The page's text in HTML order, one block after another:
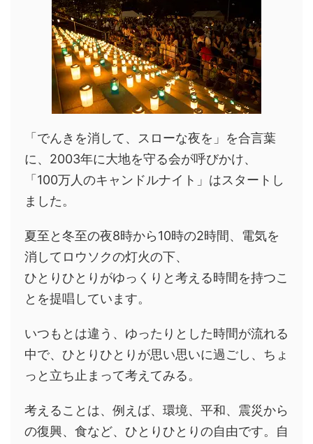
「でんきを消して、スローな夜を」を合言葉
に、2003年に大地を守る会が呼びかけ、
「100万人のキャンドルナイト」はスタートし
ました。
夏至と冬至の夜8時から10時の2時間、電気を
消してロウソクの灯火の下、
ひとりひとりがゆっくりと考える時間を持つこ
とを提唱しています。
いつもとは違う、ゆったりとした時間が流れる
中で、ひとりひとりが思い思いに過ごし、ちょ
っと立ち止まって考えてみる。
考えることは、例えば、環境、平和、震災から
の復興、食など、ひとりひとりの自由です。自